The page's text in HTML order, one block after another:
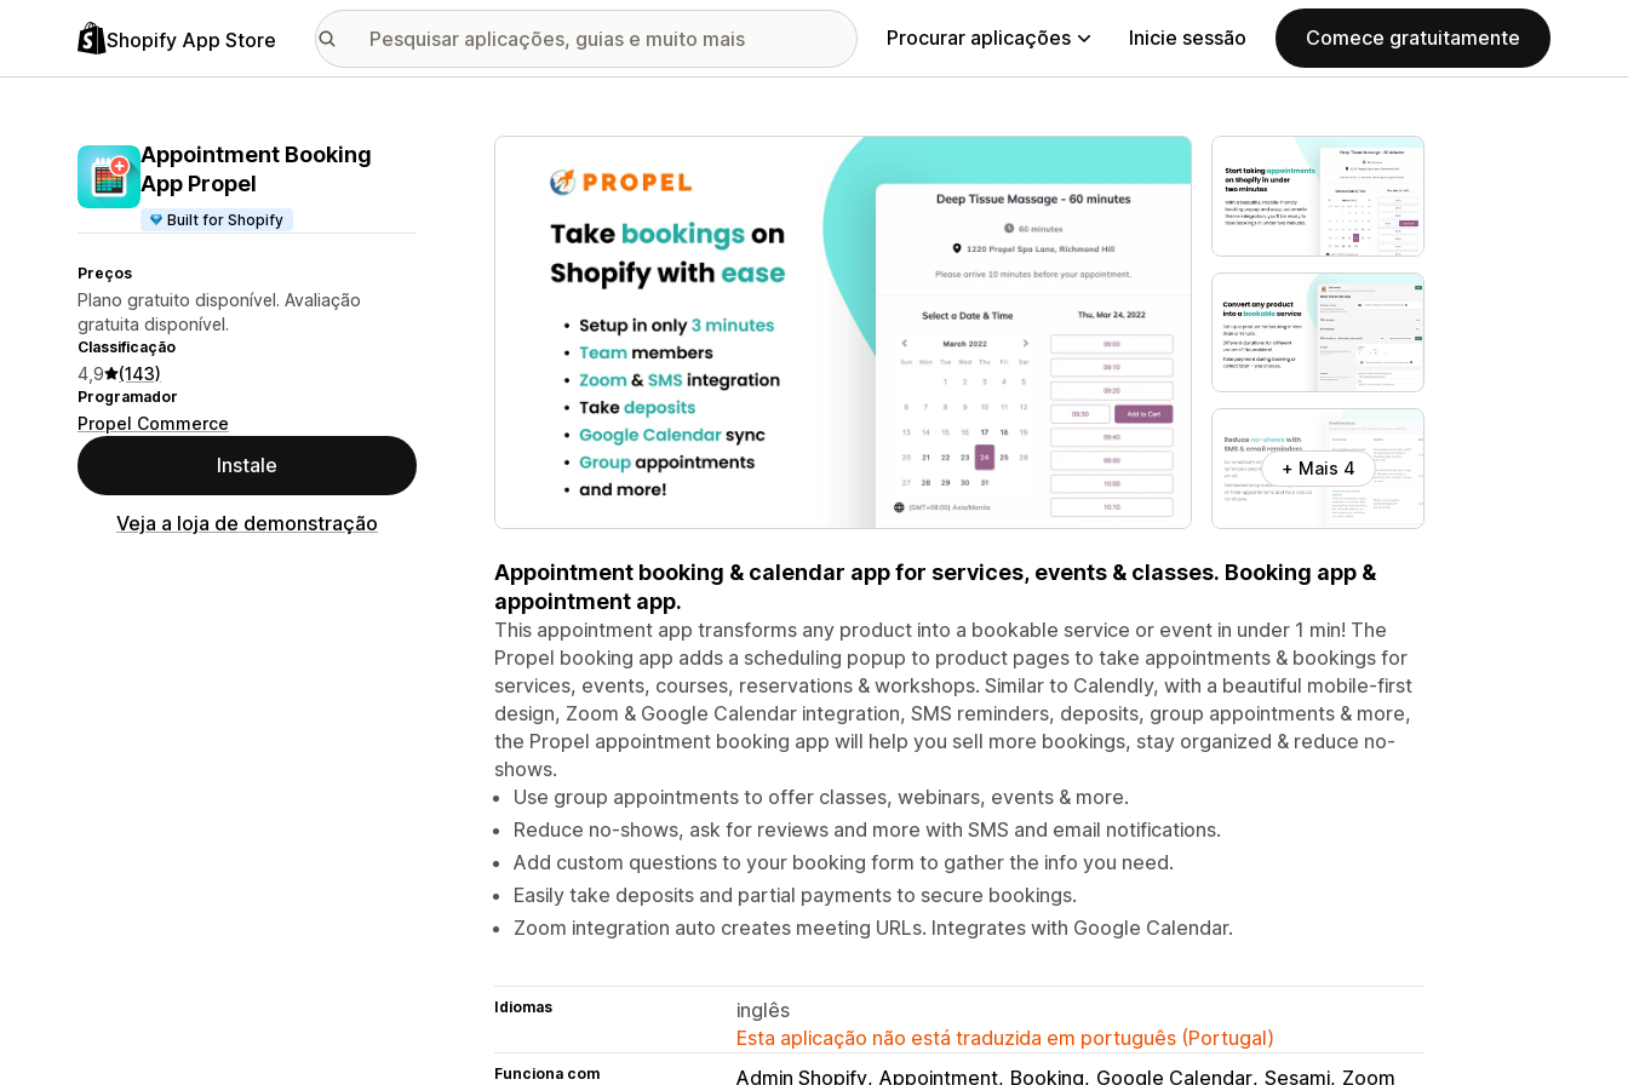
Shopify App Store Procurar aplicações Inicie sessão Comece gratuitamente
Appointment Booking
App Propel
Built for Shopify
Preços
Plano gratuito disponível. Avaliação
gratuita disponível.
Classificação
4,9 (143)
Programador
Propel Commerce
Instale
Veja a loja de demonstração
Galeria de imagens em destaque
+ Mais 4
Appointment booking & calendar app for services, events & classes. Booking app &
appointment app.
This appointment app transforms any product into a bookable service or event in under 1 min! The
Propel booking app adds a scheduling popup to product pages to take appointments & bookings for
services, events, courses, reservations & workshops. Similar to Calendly, with a beautiful mobile-first
design, Zoom & Google Calendar integration, SMS reminders, deposits, group appointments & more,
the Propel appointment booking app will help you sell more bookings, stay organized & reduce no-
shows.
Use group appointments to offer classes, webinars, events & more.
Reduce no-shows, ask for reviews and more with SMS and email notifications.
Add custom questions to your booking form to gather the info you need.
Easily take deposits and partial payments to secure bookings.
Zoom integration auto creates meeting URLs. Integrates with Google Calendar.
Idiomas
inglês
Esta aplicação não está traduzida em português (Portugal)
Funciona com Admin Shopify Appointment Booking Google Calendar Sesami Zoom